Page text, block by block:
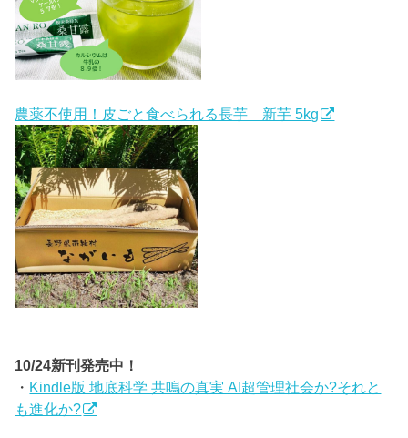
農薬不使用！皮ごと食べられる長芋 新芋 5kg
10/24新刊発売中！
・ Kindle版 地底科学 共鳴の真実 AI超管理社会か?それと
も進化か?